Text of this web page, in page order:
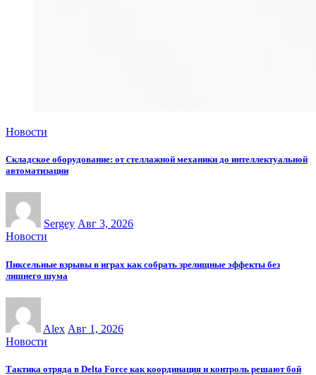
Новости
Складское оборудование: от стеллажной механики до интеллектуальной
автоматизации
Sergey Авг 3, 2026
Новости
Пиксельные взрывы в играх как собрать зрелищные эффекты без
лишнего шума
Alex Авг 1, 2026
Новости
Тактика отряда в Delta Force как координация и контроль решают бой